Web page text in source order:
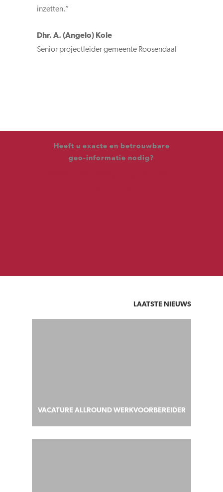
inzetten.”
Dhr. A. (Angelo) Kole
Senior projectleider gemeente Roosendaal
Heeft u exacte en betrouwbare
geo-informatie nodig?
LAATSTE NIEUWS
VACATURE ALLROUND WERKVOORBEREIDER